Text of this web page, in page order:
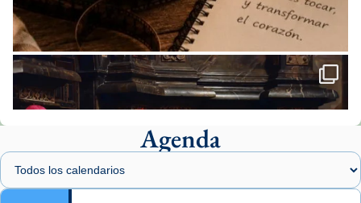
Mons. Sergi Gordo, bisbe de Tortosa, ha
presidit aquest 27 de juliol la missa de Les
Santes de Mataró.
🔗tinyurl.com/cvu5jmbk
📸 J. Merino
Agenda